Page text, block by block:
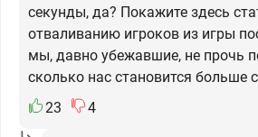
секунды, да? Покажите здесь
отваливанию игроков из игры
мы, давно убежавшие, не прочь
сколько нас становится
23
4